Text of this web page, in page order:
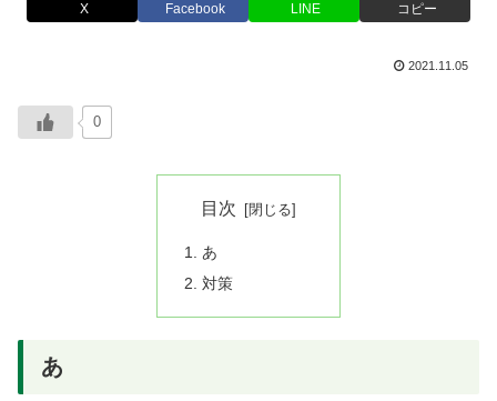
X Facebook LINE コピー
2021.11.05
0
目次
あ
対策
あ